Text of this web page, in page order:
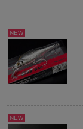
NEW
NEW